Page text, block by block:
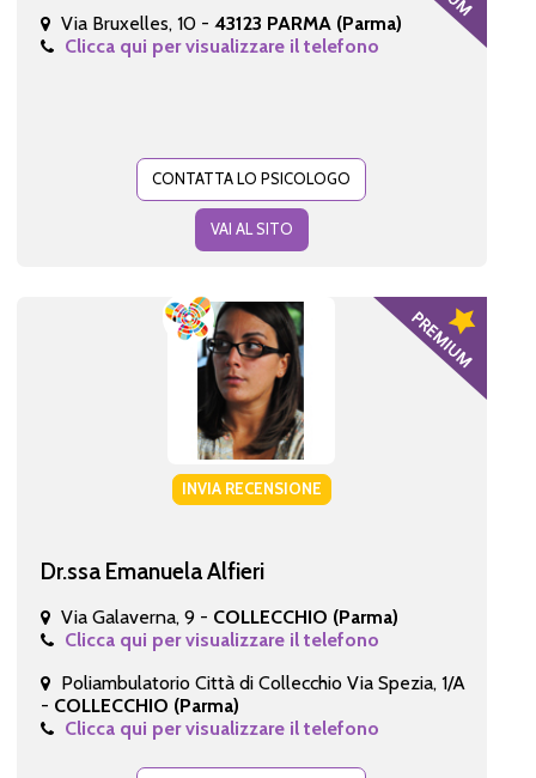
Via Bruxelles, 10 - 43123 PARMA (Parma)
Clicca qui per visualizzare il telefono
CONTATTA LO PSICOLOGO
VAI AL SITO
INVIA RECENSIONE
Dr.ssa Emanuela Alfieri
Via Galaverna, 9 - COLLECCHIO (Parma)
Clicca qui per visualizzare il telefono
Poliambulatorio Città di Collecchio Via Spezia, 1/A
- COLLECCHIO (Parma)
Clicca qui per visualizzare il telefono